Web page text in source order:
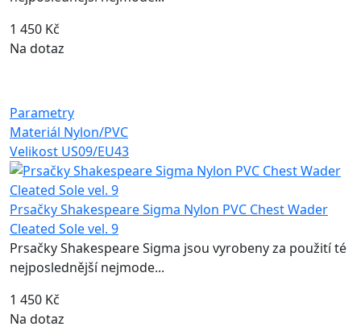
1 450 Kč
Na dotaz
Parametry
Materiál Nylon/PVC
Velikost US09/EU43
Prsačky Shakespeare Sigma Nylon PVC Chest Wader
Cleated Sole vel. 9
Prsačky Shakespeare Sigma jsou vyrobeny za použití té
nejposlednější nejmode...
1 450 Kč
Na dotaz